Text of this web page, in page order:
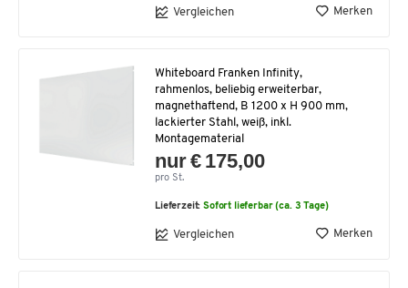
Vergleichen Merken
Whiteboard Franken Infinity,
rahmenlos, beliebig erweiterbar,
magnethaftend, B 1200 x H 900 mm,
lackierter Stahl, weiß, inkl.
Montagematerial
nur € 175,00
pro St.
Lieferzeit:Sofort lieferbar (ca. 3 Tage)
Vergleichen Merken